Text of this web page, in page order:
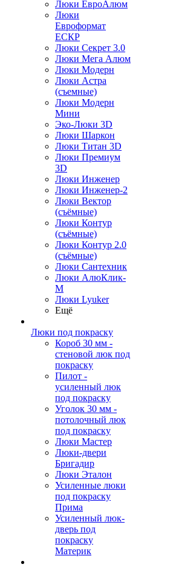
Люки ЕвроАлюм
Люки
Евроформат
ЕСКР
Люки Секрет 3.0
Люки Мега Алюм
Люки Модерн
Люки Астра
(съемные)
Люки Модерн
Мини
Эко-Люки 3D
Люки Шаркон
Люки Титан 3D
Люки Премиум
3D
Люки Инженер
Люки Инженер-2
Люки Вектор
(съёмные)
Люки Контур
(съёмные)
Люки Контур 2.0
(съёмные)
Люки Сантехник
Люки АлюКлик-
М
Люки Lyuker
Ещё
Люки под покраску
Короб 30 мм -
стеновой люк под
покраску
Пилот -
усиленный люк
под покраску
Уголок 30 мм -
потолочный люк
под покраску
Люки Мастер
Люки-двери
Бригадир
Люки Эталон
Усиленные люки
под покраску
Прима
Усиленный люк-
дверь под
покраску
Материк